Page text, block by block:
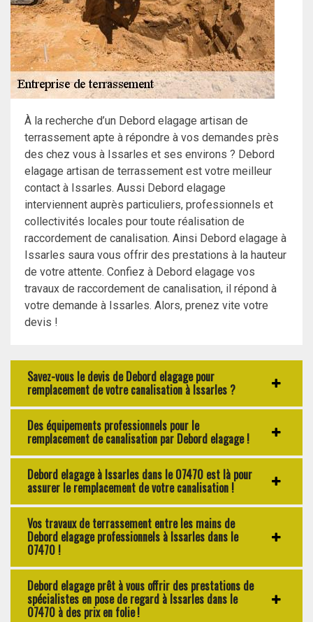
À la recherche d’un Debord elagage artisan de
terrassement apte à répondre à vos demandes près
des chez vous à Issarles et ses environs ? Debord
elagage artisan de terrassement est votre meilleur
contact à Issarles. Aussi Debord elagage
interviennent auprès particuliers, professionnels et
collectivités locales pour toute réalisation de
raccordement de canalisation. Ainsi Debord elagage à
Issarles saura vous offrir des prestations à la hauteur
de votre attente. Confiez à Debord elagage vos
travaux de raccordement de canalisation, il répond à
votre demande à Issarles. Alors, prenez vite votre
devis !
Savez-vous le devis de Debord elagage pour
remplacement de votre canalisation à Issarles ?
Des équipements professionnels pour le
remplacement de canalisation par Debord elagage !
Debord elagage à Issarles dans le 07470 est là pour
assurer le remplacement de votre canalisation !
Vos travaux de terrassement entre les mains de
Debord elagage professionnels à Issarles dans le
07470 !
Debord elagage prêt à vous offrir des prestations de
spécialistes en pose de regard à Issarles dans le
07470 à des prix en folie !